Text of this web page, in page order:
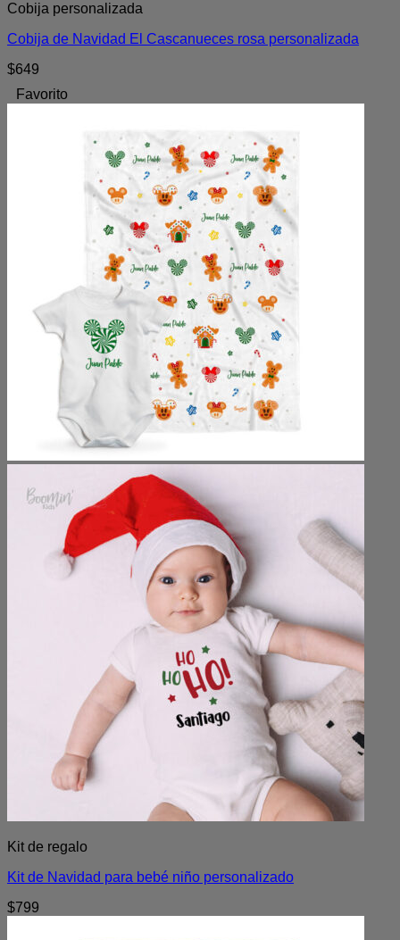
Cobija personalizada
Cobija de Navidad El Cascanueces rosa personalizada
$649
Favorito
Kit de regalo
Kit de Navidad para bebé niño personalizado
$799